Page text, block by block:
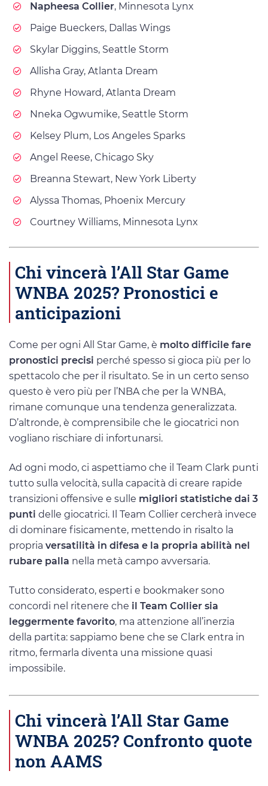
Napheesa Collier, Minnesota Lynx
Paige Bueckers, Dallas Wings
Skylar Diggins, Seattle Storm
Allisha Gray, Atlanta Dream
Rhyne Howard, Atlanta Dream
Nneka Ogwumike, Seattle Storm
Kelsey Plum, Los Angeles Sparks
Angel Reese, Chicago Sky
Breanna Stewart, New York Liberty
Alyssa Thomas, Phoenix Mercury
Courtney Williams, Minnesota Lynx
Chi vincerà l’All Star Game
WNBA 2025? Pronostici e
anticipazioni
Come per ogni All Star Game, è molto difficile fare
pronostici precisi perché spesso si gioca più per lo
spettacolo che per il risultato. Se in un certo senso
questo è vero più per l’NBA che per la WNBA,
rimane comunque una tendenza generalizzata.
D’altronde, è comprensibile che le giocatrici non
vogliano rischiare di infortunarsi.
Ad ogni modo, ci aspettiamo che il Team Clark punti
tutto sulla velocità, sulla capacità di creare rapide
transizioni offensive e sulle migliori statistiche dai 3
punti delle giocatrici. Il Team Collier cercherà invece
di dominare fisicamente, mettendo in risalto la
propria versatilità in difesa e la propria abilità nel
rubare palla nella metà campo avversaria.
Tutto considerato, esperti e bookmaker sono
concordi nel ritenere che il Team Collier sia
leggermente favorito, ma attenzione all’inerzia
della partita: sappiamo bene che se Clark entra in
ritmo, fermarla diventa una missione quasi
impossibile.
Chi vincerà l’All Star Game
WNBA 2025? Confronto quote
non AAMS